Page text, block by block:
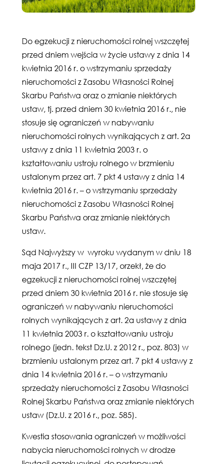
Do egzekucji z nieruchomości rolnej wszczętej
przed dniem wejścia w życie ustawy z dnia 14
kwietnia 2016 r. o wstrzymaniu sprzedaży
nieruchomości z Zasobu Własności Rolnej
Skarbu Państwa oraz o zmianie niektórych
ustaw, tj. przed dniem 30 kwietnia 2016 r., nie
stosuje się ograniczeń w nabywaniu
nieruchomości rolnych wynikających z art. 2a
ustawy z dnia 11 kwietnia 2003 r. o
kształtowaniu ustroju rolnego w brzmieniu
ustalonym przez art. 7 pkt 4 ustawy z dnia 14
kwietnia 2016 r. – o wstrzymaniu sprzedaży
nieruchomości z Zasobu Własności Rolnej
Skarbu Państwa oraz zmianie niektórych
ustaw.
Sąd Najwyższy w wyroku wydanym w dniu 18
maja 2017 r., III CZP 13/17, orzekł, że do
egzekucji z nieruchomości rolnej wszczętej
przed dniem 30 kwietnia 2016 r. nie stosuje się
ograniczeń w nabywaniu nieruchomości
rolnych wynikających z art. 2a ustawy z dnia
11 kwietnia 2003 r. o kształtowaniu ustroju
rolnego (jedn. tekst Dz.U. z 2012 r., poz. 803) w
brzmieniu ustalonym przez art. 7 pkt 4 ustawy z
dnia 14 kwietnia 2016 r. – o wstrzymaniu
sprzedaży nieruchomości z Zasobu Własności
Rolnej Skarbu Państwa oraz zmianie niektórych
ustaw (Dz.U. z 2016 r., poz. 585).
Kwestia stosowania ograniczeń w możliwości
nabycia nieruchomości rolnych w drodze